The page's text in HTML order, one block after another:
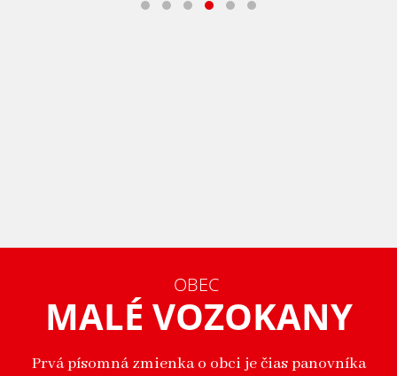
OBEC
MALÉ VOZOKANY
Prvá písomná zmienka o obci je čias panovníka